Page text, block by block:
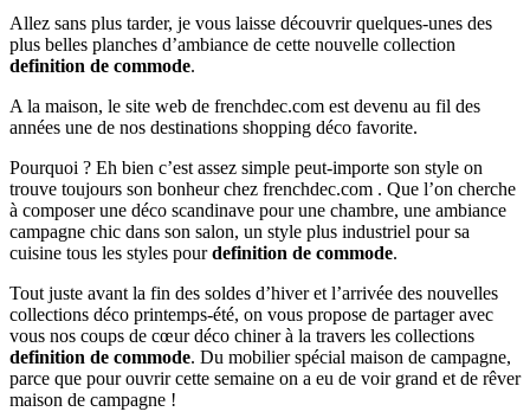
Allez sans plus tarder, je vous laisse découvrir quelques-unes des
plus belles planches d’ambiance de cette nouvelle collection
definition de commode.
A la maison, le site web de frenchdec.com est devenu au fil des
années une de nos destinations shopping déco favorite.
Pourquoi ? Eh bien c’est assez simple peut-importe son style on
trouve toujours son bonheur chez frenchdec.com . Que l’on cherche
à composer une déco scandinave pour une chambre, une ambiance
campagne chic dans son salon, un style plus industriel pour sa
cuisine tous les styles pourdefinition de commode.
Tout juste avant la fin des soldes d’hiver et l’arrivée des nouvelles
collections déco printemps-été, on vous propose de partager avec
vous nos coups de cœur déco chiner à la travers les collections
definition de commode. Du mobilier spécial maison de campagne,
parce que pour ouvrir cette semaine on a eu de voir grand et de rêver
maison de campagne !